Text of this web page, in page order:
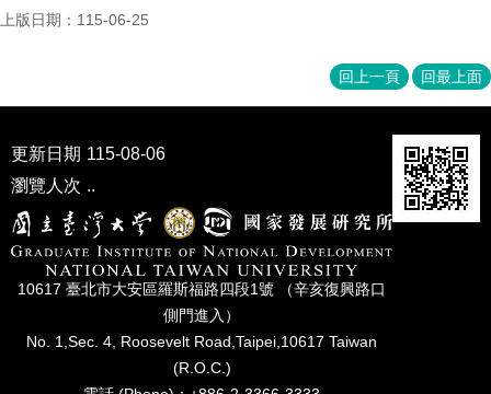
上版日期：115-06-25
回上一頁 回最上面
更新日期 115-08-06
瀏覽人次 ..
10617 臺北市⼤安區羅斯福路四段1號 （辛亥復興路⼝
側⾨進入）
No. 1,Sec. 4, Roosevelt Road,Taipei,10617 Taiwan
(R.O.C.)